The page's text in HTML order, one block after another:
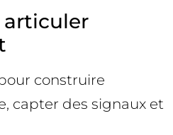
articuler
construire
capter des signaux et